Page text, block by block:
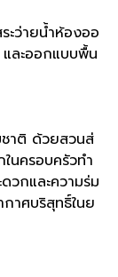
ว่ายน้ำห้องออ
ละออกแบบพื้น
าติ ด้วยสวนส่
นครอบครัวทำ
วกและความร่ม
าศบริสุทธิ์ในย